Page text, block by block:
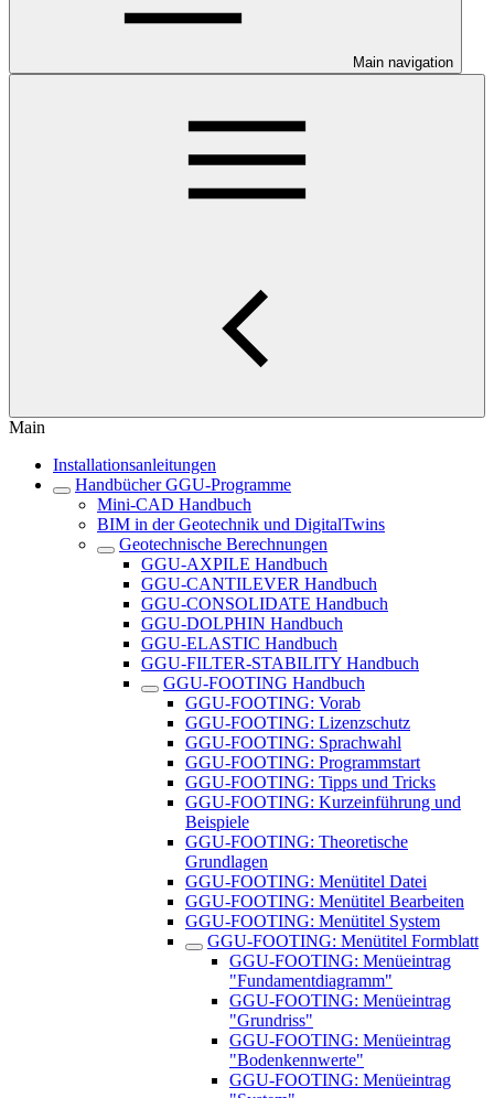
Main navigation
Main
Installationsanleitungen
Handbücher GGU-Programme
Mini-CAD Handbuch
BIM in der Geotechnik und DigitalTwins
Geotechnische Berechnungen
GGU-AXPILE Handbuch
GGU-CANTILEVER Handbuch
GGU-CONSOLIDATE Handbuch
GGU-DOLPHIN Handbuch
GGU-ELASTIC Handbuch
GGU-FILTER-STABILITY Handbuch
GGU-FOOTING Handbuch
GGU-FOOTING: Vorab
GGU-FOOTING: Lizenzschutz
GGU-FOOTING: Sprachwahl
GGU-FOOTING: Programmstart
GGU-FOOTING: Tipps und Tricks
GGU-FOOTING: Kurzeinführung und
Beispiele
GGU-FOOTING: Theoretische
Grundlagen
GGU-FOOTING: Menütitel Datei
GGU-FOOTING: Menütitel Bearbeiten
GGU-FOOTING: Menütitel System
GGU-FOOTING: Menütitel Formblatt
GGU-FOOTING: Menüeintrag
"Fundamentdiagramm"
GGU-FOOTING: Menüeintrag
"Grundriss"
GGU-FOOTING: Menüeintrag
"Bodenkennwerte"
GGU-FOOTING: Menüeintrag